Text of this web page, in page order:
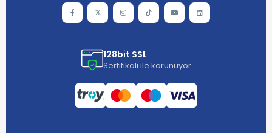
128bit SSL
Sertifikalı ile korunuyor